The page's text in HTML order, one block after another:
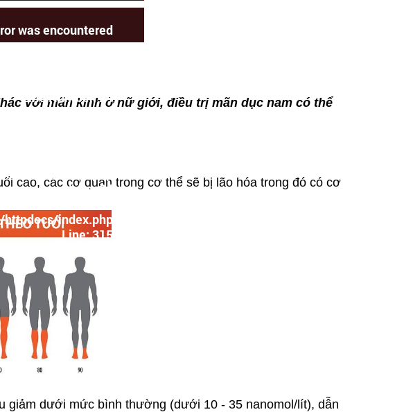
was encountered
of non-object
Line Number: 24
Backtrace:
news/detail.php
News.php
Line: 94
index.php
Line: 315
với mãn kinh ở nữ giới, điều trị mãn dục nam có thể
cao, các cơ quan trong cơ thể sẽ bị lão hóa trong đó có cơ
giảm dưới mức bình thường (dưới 10 - 35 nanomol/lít), dẫn